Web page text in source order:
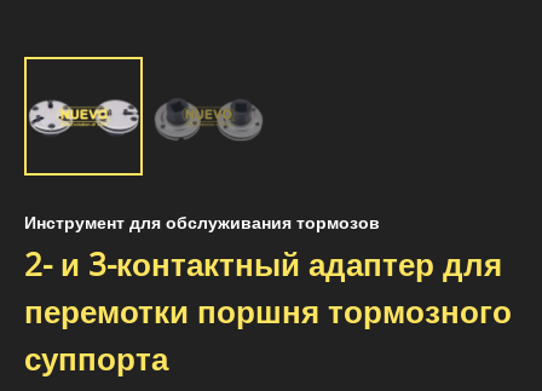
Инструмент для обслуживания тормозов
2- и 3-контактный адаптер для
перемотки поршня тормозного
суппорта